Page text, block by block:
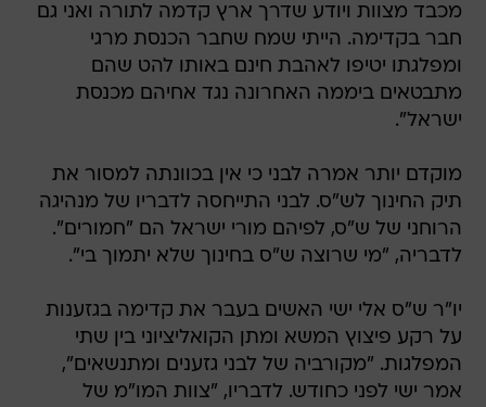
מכבד מצוות ויודע שדרך ארץ קדמה לתורה ואני גם
חבר בקדימה. הייתי שמח שחבר הכנסת מרגי
ומפלגתו יטיפו לאהבת חינם באותו להט שהם
מתבטאים ביממה האחרונה נגד אחיהם מכנסת
ישראל".
מוקדם יותר אמרה לבני כי אין בכוונתה למסור את
תיק החינוך לש"ס. לבני התייחסה לדבריו של מנהיגה
הרוחני של ש"ס, לפיהם מורי ישראל הם "חמורים".
לדבריה, "מי שרוצה ש"ס בחינוך שלא יתמוך בי".
יו"ר ש"ס אלי ישי האשים בעבר את קדימה בגזענות
על רקע פיצוץ המשא ומתן הקואליציוני בין שתי
המפלגות. "מקורביה של לבני גזענים ומתנשאים",
אמר ישי לפני כחודש. לדבריו, "צוות המו"מ של